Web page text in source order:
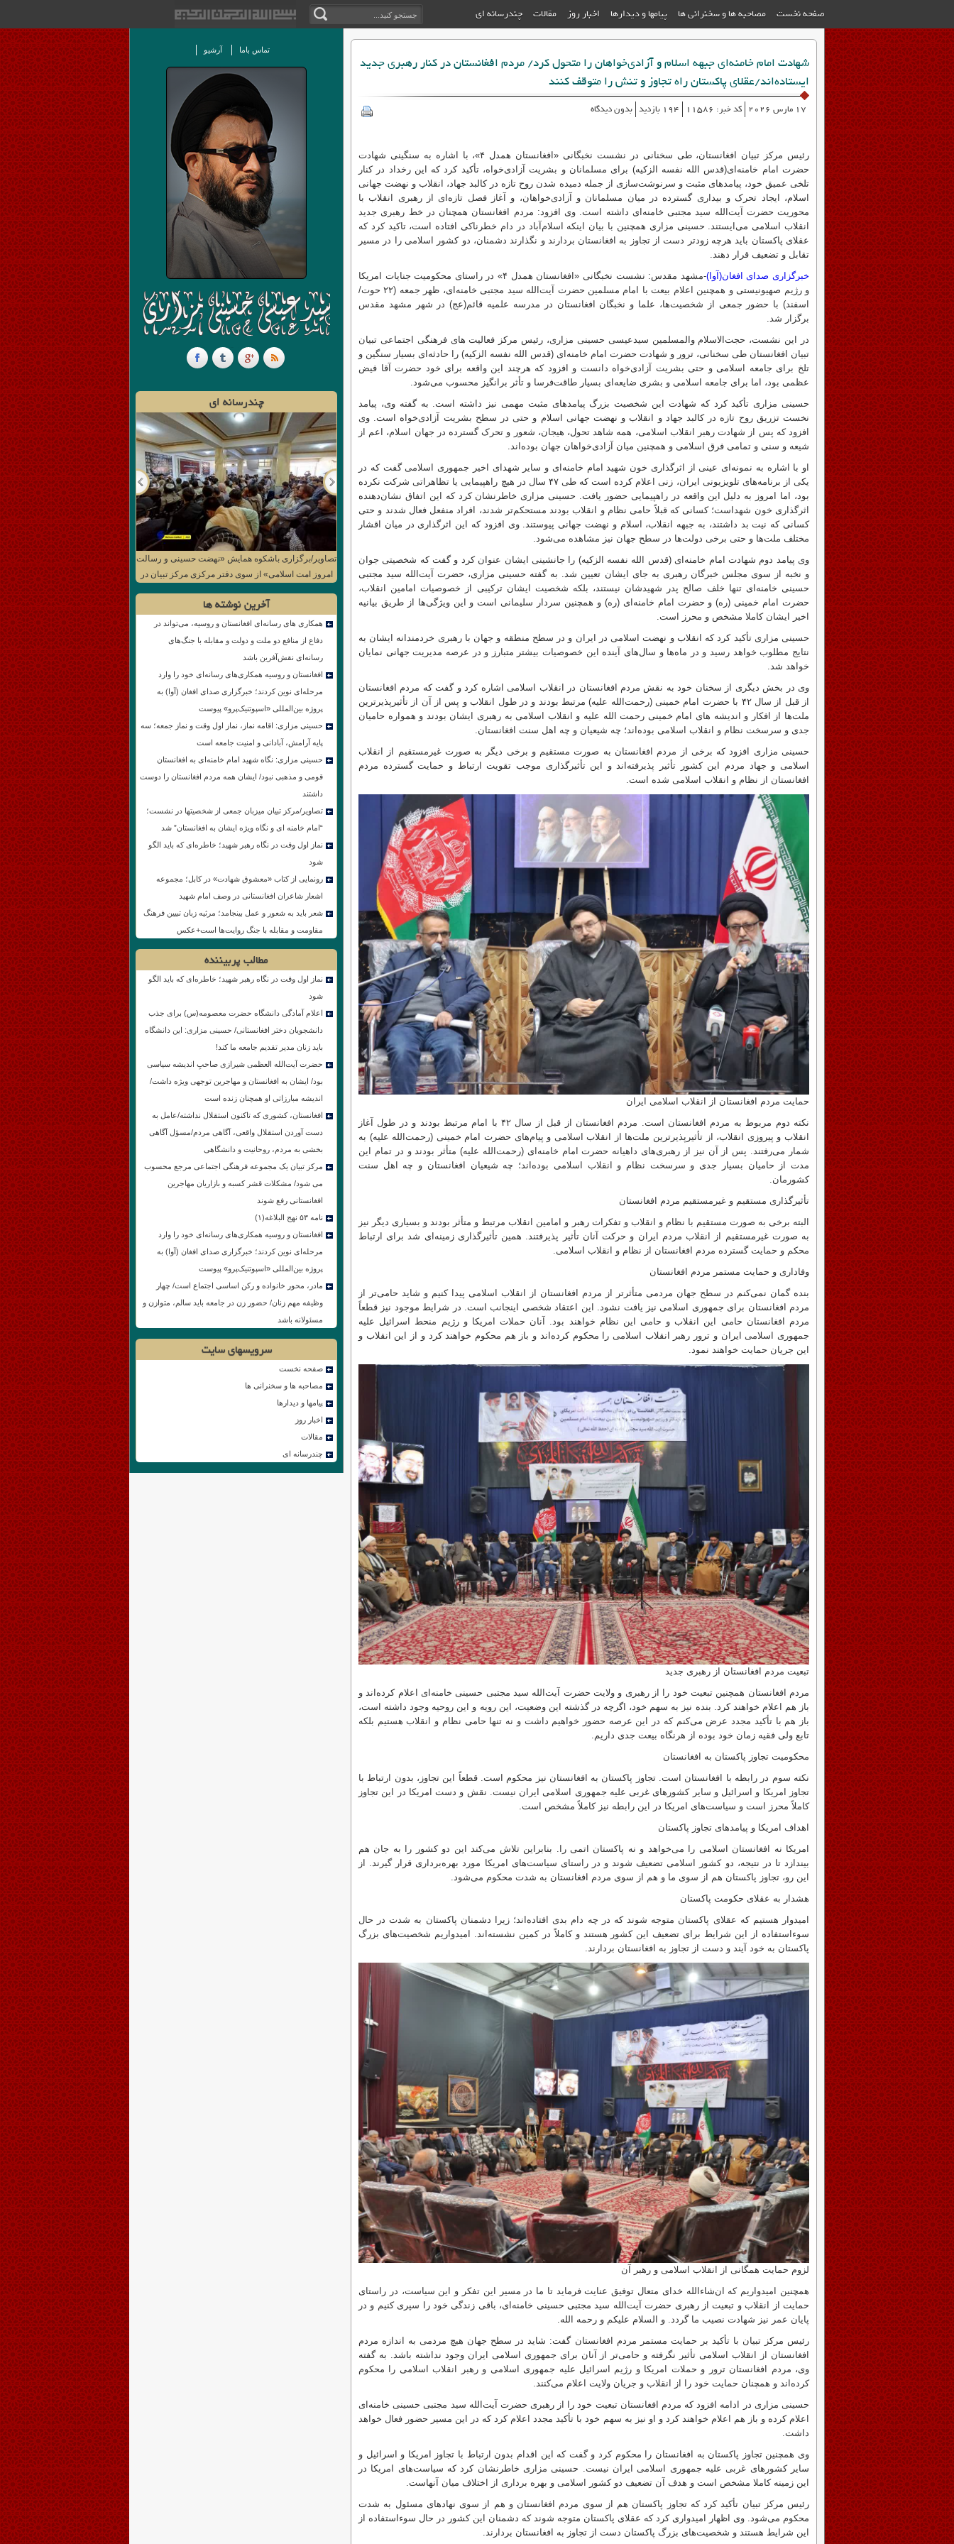
صفحه نخست مصاحبه ها و سخنرانی ها پیامها و دیدارها اخبار روز مقالات چندرسانه ای
شهادت امام خامنه‌ای جبهه اسلام و آزادی‌خواهان را متحول کرد/ مردم افغانستان در کنار رهبری جدید
ایستاده‌اند/عقلای پاکستان راه تجاوز و تنش را متوقف کنند
17 مارس 2026 کد خبر: 11586 194 بازدید بدون دیدگاه
رئیس مرکز تبیان افغانستان، طی سخنانی در نشست نخبگانی «افغانستان همدل ۴»، با اشاره به سنگینی شهادت
حضرت امام خامنه‌ای(قدس الله نفسه الزکیه) برای مسلمانان و بشریت آزادی‌خواه، تأکید کرد که این رخداد در کنار
تلخی عمیق خود، پیامدهای مثبت و سرنوشت‌سازی از جمله دمیده‌ شدن روح تازه در کالبد جهاد، انقلاب و نهضت جهانی
اسلام، ایجاد تحرک و بیداری گسترده در میان مسلمانان و آزادی‌خواهان، و آغاز فصل تازه‌ای از رهبری انقلاب با
محوریت حضرت آیت‌الله سید مجتبی خامنه‌ای داشته است. وی افزود: مردم افغانستان همچنان در خط رهبری جدید
انقلاب اسلامی می‌ایستند. حسینی مزاری همچنین با بیان اینکه اسلام‌آباد در دام خطرناکی افتاده است، تاکید کرد که
عقلای پاکستان باید هرچه زودتر دست از تجاوز به افغانستان بردارند و نگذارند دشمنان، دو کشور اسلامی را در مسیر
تقابل و تضعیف قرار دهند.
خبرگزاری صدای افغان(آوا)
-مشهد مقدس: نشست نخبگانی «افغانستان همدل ۴» در راستای محکومیت جنایات امریکا
و رژیم صهیونیستی و همچنین اعلام بیعت با امام مسلمین حضرت آیت‌الله سید مجتبی خامنه‌ای، ظهر جمعه (۲۲ حوت/
اسفند) با حضور جمعی از شخصیت‌ها، علما و نخبگان افغانستان در مدرسه علمیه قائم(عج) در شهر مشهد مقدس
برگزار شد.
در این نشست، حجت‌الاسلام والمسلمین سیدعیسی حسینی مزاری، رئیس مرکز فعالیت های فرهنگی اجتماعی تبیان
تبیان افغانستان طی سخنانی، ترور و شهادت حضرت امام خامنه‌ای (قدس الله نفسه الزکیه) را حادثه‌ای بسیار سنگین و
تلخ برای جامعه اسلامی و حتی بشریت آزادی‌خواه دانست و افزود که هرچند این واقعه برای خود حضرت آقا فیض
عظمی بود، اما برای جامعه اسلامی و بشری ضایعه‌ای بسیار طاقت‌فرسا و تأثر برانگیز محسوب می‌شود.
حسینی مزاری تأکید کرد که شهادت این شخصیت بزرگ پیامدهای مثبت مهمی نیز داشته است. به گفته وی، پیامد
نخست تزریق روح تازه در کالبد جهاد و انقلاب و نهضت جهانی اسلام و حتی در سطح بشریت آزادی‌خواه است. وی
افزود که پس از شهادت رهبر انقلاب اسلامی، همه شاهد تحول، هیجان، شعور و تحرک گسترده در جهان اسلام، اعم از
شیعه و سنی و تمامی فرق اسلامی و همچنین میان آزادی‌خواهان جهان بوده‌اند.
او با اشاره به نمونه‌ای عینی از اثرگذاری خون شهید امام خامنه‌ای و سایر شهدای اخیر جمهوری اسلامی گفت که در
یکی از برنامه‌های تلویزیونی ایران، زنی اعلام کرده است که طی ۴۷ سال در هیچ راهپیمایی یا تظاهراتی شرکت نکرده
بود، اما امروز به دلیل این واقعه در راهپیمایی حضور یافت. حسینی مزاری خاطرنشان کرد که این اتفاق نشان‌دهنده
اثرگذاری خون شهداست؛ کسانی که قبلاً حامی نظام و انقلاب بودند مستحکم‌تر شدند، افراد منفعل فعال شدند و حتی
کسانی که نیت بد داشتند، به جبهه انقلاب، اسلام و نهضت جهانی پیوستند. وی افزود که این اثرگذاری در میان اقشار
مختلف ملت‌ها و حتی برخی دولت‌ها در سطح جهان نیز مشاهده می‌شود.
وی پیامد دوم شهادت امام خامنه‌ای (قدس الله نفسه الزکیه) را جانشینی ایشان عنوان کرد و گفت که شخصیتی جوان
و نخبه از سوی مجلس خبرگان رهبری به جای ایشان تعیین شد. به گفته حسینی مزاری، حضرت آیت‌الله سید مجتبی
حسینی خامنه‌ای تنها خلف صالح پدر شهیدشان نیستند، بلکه شخصیت ایشان ترکیبی از خصوصیات امامین انقلاب،
حضرت امام خمینی (ره) و حضرت امام خامنه‌ای (ره) و همچنین سردار سلیمانی است و این ویژگی‌ها از طریق بیانیه
اخیر ایشان کاملا مشخص و محرز است.
حسینی مزاری تأکید کرد که انقلاب و نهضت اسلامی در ایران و در سطح منطقه و جهان با رهبری خردمندانه ایشان به
نتایج مطلوب خواهد رسید و در ماه‌ها و سال‌های آینده این خصوصیات بیشتر متبارز و در عرصه مدیریت جهانی نمایان
خواهد شد.
وی در بخش دیگری از سخنان خود به نقش مردم افغانستان در انقلاب اسلامی اشاره کرد و گفت که مردم افغانستان
از قبل از سال ۴۲ با حضرت امام خمینی (رحمت‌الله علیه) مرتبط بودند و در طول انقلاب و پس از آن از تأثیرپذیرترین
ملت‌ها از افکار و اندیشه های امام خمینی رحمت الله علیه و انقلاب اسلامی به رهبری ایشان بودند و همواره حامیان
جدی و سرسخت نظام و انقلاب اسلامی بوده‌اند؛ چه شیعیان و چه اهل سنت افغانستان.
حسینی مزاری افزود که برخی از مردم افغانستان به صورت مستقیم و برخی دیگر به صورت غیرمستقیم از انقلاب
اسلامی و جهاد مردم این کشور تأثیر پذیرفته‌اند و این تأثیرگذاری موجب تقویت ارتباط و حمایت گسترده مردم
افغانستان از نظام و انقلاب اسلامی شده است.
حمایت مردم افغانستان از انقلاب اسلامی ایران
نکته دوم مربوط به مردم افغانستان است. مردم افغانستان از قبل از سال ۴۲ با امام مرتبط بودند و در طول آغاز
انقلاب و پیروزی انقلاب، از تأثیرپذیرترین ملت‌ها از انقلاب اسلامی و پیام‌های حضرت امام خمینی (رحمت‌الله علیه) به
شمار می‌رفتند. پس از آن نیز از رهبری‌های داهیانه حضرت امام خامنه‌ای (رحمت‌الله علیه) متأثر بودند و در تمام این
مدت از حامیان بسیار جدی و سرسخت نظام و انقلاب اسلامی بوده‌اند؛ چه شیعیان افغانستان و چه اهل سنت
کشورمان.
تأثیرگذاری مستقیم و غیرمستقیم مردم افغانستان
البته برخی به صورت مستقیم با نظام و انقلاب و تفکرات رهبر و امامین انقلاب مرتبط و متأثر بودند و بسیاری دیگر نیز
به‌ صورت غیرمستقیم از انقلاب مردم ایران و حرکت آنان تأثیر پذیرفتند. همین تأثیرگذاری زمینه‌ای شد برای ارتباط
محکم و حمایت گسترده مردم افغانستان از نظام و انقلاب اسلامی.
وفاداری و حمایت مستمر مردم افغانستان
بنده گمان نمی‌کنم در سطح جهان مردمی متأثرتر از مردم افغانستان از انقلاب اسلامی پیدا کنیم و شاید حامی‌تر از
مردم افغانستان برای جمهوری اسلامی نیز یافت نشود. این اعتقاد شخصی اینجانب است. در شرایط موجود نیز قطعاً
مردم افغانستان حامی این انقلاب و حامی این نظام خواهند بود. آنان حملات امریکا و رژیم منحط اسرائیل علیه
جمهوری اسلامی ایران و ترور رهبر انقلاب اسلامی را محکوم کرده‌اند و باز هم محکوم خواهند کرد و از این انقلاب و
این جریان حمایت خواهند نمود.
تبعیت مردم افغانستان از رهبری جدید
مردم افغانستان همچنین تبعیت خود را از رهبری و ولایت حضرت آیت‌الله سید مجتبی حسینی خامنه‌ای اعلام کرده‌اند و
باز هم اعلام خواهند کرد. بنده نیز به سهم خود، اگرچه در گذشته این وضعیت، این رویه و این روحیه وجود داشته است،
باز هم با تأکید مجدد عرض می‌کنم که در این عرصه حضور خواهیم داشت و نه تنها حامی نظام و انقلاب هستیم بلکه
تابع ولی فقیه زمان خود بوده از هرنگاه بیعت جدی داریم.
محکومیت تجاوز پاکستان به افغانستان
نکته سوم در رابطه با افغانستان است. تجاوز پاکستان به افغانستان نیز محکوم است. قطعاً این تجاوز، بدون ارتباط با
تجاوز امریکا و اسرائیل و سایر کشورهای غربی علیه جمهوری اسلامی ایران نیست. نقش و دست امریکا در این تجاوز
کاملاً محرز است و سیاست‌های امریکا در این رابطه نیز کاملاً مشخص است.
اهداف امریکا و پیامدهای تجاوز پاکستان
امریکا نه افغانستان اسلامی را می‌خواهد و نه پاکستان اتمی را. بنابراین تلاش می‌کند این دو کشور را به جان هم
بیندازد تا در نتیجه، دو کشور اسلامی تضعیف شوند و در راستای سیاست‌های امریکا مورد بهره‌برداری قرار گیرند. از
این رو، تجاوز پاکستان هم از سوی ما و هم از سوی مردم افغانستان به شدت محکوم می‌شود.
هشدار به عقلای حکومت پاکستان
امیدوار هستیم که عقلای پاکستان متوجه شوند که در چه دام بدی افتاده‌اند؛ زیرا دشمنان پاکستان به شدت در حال
سوءاستفاده از این شرایط برای تضعیف این کشور هستند و کاملاً در کمین نشسته‌اند. امیدواریم شخصیت‌های بزرگ
پاکستان به خود آیند و دست از تجاوز به افغانستان بردارند.
لزوم حمایت همگانی از انقلاب اسلامی و رهبر آن
همچنین امیدواریم که ان‌شاءالله خدای متعال توفیق عنایت فرماید تا ما در مسیر این تفکر و این سیاست، در راستای
حمایت از انقلاب و تبعیت از رهبری حضرت آیت‌الله سید مجتبی حسینی خامنه‌ای، باقی زندگی خود را سپری کنیم و در
پایان عمر نیز شهادت نصیب ما گردد. و السلام علیکم و رحمه‌ الله.
رئیس مرکز تبیان با تأکید بر حمایت مستمر مردم افغانستان گفت: شاید در سطح جهان هیچ مردمی به‌ اندازه مردم
افغانستان از انقلاب اسلامی تأثیر نگرفته و حامی‌تر از آنان برای جمهوری اسلامی ایران وجود نداشته باشد. به گفته
وی، مردم افغانستان ترور و حملات امریکا و رژیم اسرائیل علیه جمهوری اسلامی و رهبر انقلاب اسلامی را محکوم
کرده‌اند و همچنان حمایت خود را از انقلاب و جریان ولایت اعلام می‌کنند.
حسینی مزاری در ادامه افزود که مردم افغانستان تبعیت خود را از رهبری حضرت آیت‌الله سید مجتبی حسینی خامنه‌ای
اعلام کرده و باز هم اعلام خواهند کرد و او نیز به سهم خود با تأکید مجدد اعلام کرد که در این مسیر حضور فعال خواهد
داشت.
وی همچنین تجاوز پاکستان به افغانستان را محکوم کرد و گفت که این اقدام بدون ارتباط با تجاوز امریکا و اسرائیل و
سایر کشورهای غربی علیه جمهوری اسلامی ایران نیست. حسینی مزاری خاطرنشان کرد که سیاست‌های امریکا در
این زمینه کاملا مشخص است و هدف آن تضعیف دو کشور اسلامی و بهره‌ برداری از اختلاف میان آنهاست.
رئیس مرکز تبیان تأکید کرد که تجاوز پاکستان هم از سوی مردم افغانستان و هم از سوی نهادهای مسئول به شدت
محکوم می‌شود. وی اظهار امیدواری کرد که عقلای پاکستان متوجه شوند که دشمنان این کشور در حال سوءاستفاده از
این شرایط هستند و شخصیت‌های بزرگ پاکستان دست از تجاوز به افغانستان بردارند.
تماس باما آرشیو
چندرسانه ای
تصاویر/برگزاری باشکوه همایش «نهضت حسینی و رسالت
امروز امت اسلامی» از سوی دفتر مرکزی مرکز تبیان در
آخرین نوشته ها
همکاری های رسانه‌ای افغانستان و روسیه، می‌تواند در
دفاع از منافع دو ملت و دولت و مقابله با جنگ‌های
رسانه‌ای نقش‌آفرین باشد
افغانستان و روسیه همکاری‌های رسانه‌ای خود را وارد
مرحله‌ای نوین کردند؛ خبرگزاری صدای افغان (آوا) به
پروژه بین‌المللی «اسپوتنیک‌پرو» پیوست
حسینی مزاری: اقامه نماز، نماز اول وقت و نماز جمعه؛ سه
پایه آرامش، آبادانی و امنیت جامعه است
حسینی مزاری: نگاه شهید امام خامنه‌ای به افغانستان
قومی و مذهبی نبود/ ایشان همه مردم افغانستان را دوست
داشتند
تصاویر/مرکز تبیان میزبان جمعی از شخصیتها در نشست؛
“امام خامنه ای و نگاه ویژه ایشان به افغانستان” شد
نماز اول وقت در نگاه رهبر شهید؛ خاطره‌ای که باید الگو
شود
رونمایی از کتاب «معشوق شهادت» در کابل؛ مجموعه
اشعار شاعران افغانستانی در وصف امام شهید
شعر باید به شعور و عمل بینجامد؛ مرثیه زبان تبیین فرهنگ
مقاومت و مقابله با جنگ روایت‌ها است+عکس
مطالب پربیننده
نماز اول وقت در نگاه رهبر شهید؛ خاطره‌ای که باید الگو
شود
اعلام آمادگی دانشگاه حضرت معصومه(س) برای جذب
دانشجویان دختر افغانستانی/ حسینی مزاری: این دانشگاه
باید زنان مدیر تقدیم جامعه ما کند!
حضرت آیت‌الله العظمی شیرازی صاحبِ اندیشه سیاسی
بود/ ایشان به افغانستان و مهاجرین توجهی ویژه داشت/
اندیشه مبارزاتی او همچنان زنده است
افغانستان، کشوری که تاکنون استقلال نداشته/عامل به
دست آوردن استقلال واقعی، آگاهی مردم/مسؤل آگاهی
بخشی به مردم، روحانیت و دانشگاهی
مرکز تبیان یک مجموعه فرهنگی اجتماعی مرجع محسوب
می شود/ مشکلات قشر کسبه و بازاریان مهاجرین
افغانستانی رفع شوند
نامه ۵۳ نهج البلاغه(۱)
افغانستان و روسیه همکاری‌های رسانه‌ای خود را وارد
مرحله‌ای نوین کردند؛ خبرگزاری صدای افغان (آوا) به
پروژه بین‌المللی «اسپوتنیک‌پرو» پیوست
مادر، محور خانواده و رکن اساسی اجتماع‌ است/ چهار
وظیفه مهم زنان/ حضور زن در جامعه باید سالم، متوازن و
مسئولانه باشد
سرویسهای سایت
صفحه نخست
مصاحبه ها و سخنرانی ها
پیامها و دیدارها
اخبار روز
مقالات
چندرسانه ای